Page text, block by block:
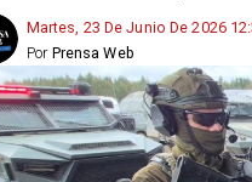
Martes, 23 De Junio De 2026
Prensa Web
Por